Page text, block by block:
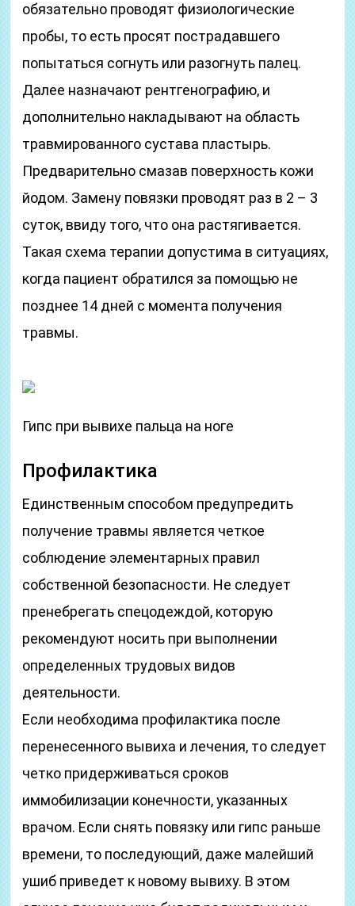
обязательно проводят физиологические
пробы, то есть просят пострадавшего
попытаться согнуть или разогнуть палец.
Далее назначают рентгенографию, и
дополнительно накладывают на область
травмированного сустава пластырь.
Предварительно смазав поверхность кожи
йодом. Замену повязки проводят раз в 2 – 3
суток, ввиду того, что она растягивается.
Такая схема терапии допустима в ситуациях,
когда пациент обратился за помощью не
позднее 14 дней с момента получения
травмы.
Гипс при вывихе пальца на ноге
Профилактика
Единственным способом предупредить
получение травмы является четкое
соблюдение элементарных правил
собственной безопасности. Не следует
пренебрегать спецодеждой, которую
рекомендуют носить при выполнении
определенных трудовых видов
деятельности.
Если необходима профилактика после
перенесенного вывиха и лечения, то следует
четко придерживаться сроков
иммобилизации конечности, указанных
врачом. Если снять повязку или гипс раньше
времени, то последующий, даже малейший
ушиб приведет к новому вывиху. В этом